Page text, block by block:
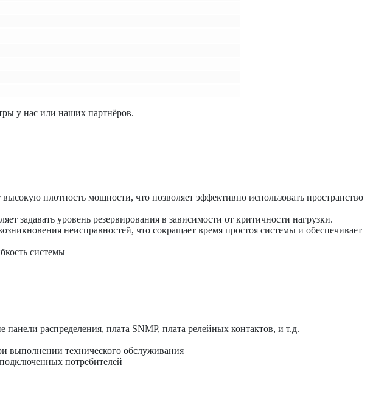
у нас или наших партнёров.
плотность мощности, что позволяет эффективно использовать пространство
уровень резервирования в зависимости от критичности нагрузки.
неисправностей, что сокращает время простоя системы и обеспечивает
системы
распределения, плата SNMP, плата релейных контактов, и т.д.
выполнении технического обслуживания
потребителей